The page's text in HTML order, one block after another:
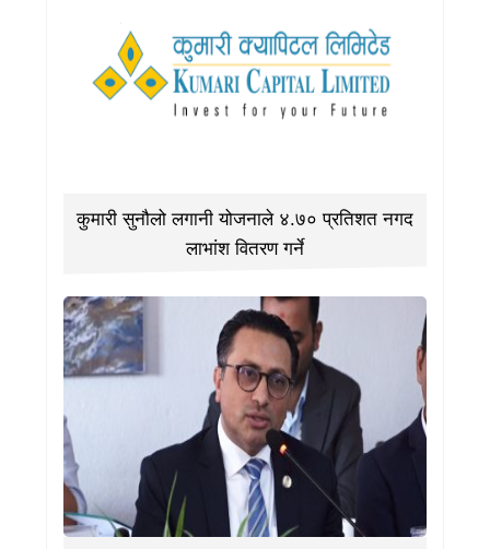
कुमारी सुनौलो लगानी योजनाले ४.७० प्रतिशत नगद
लाभांश वितरण गर्ने